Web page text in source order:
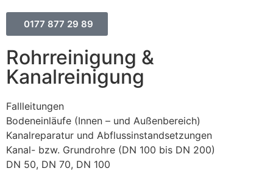
0177 877 29 89
Rohrreinigung &
Kanalreinigung
Fallleitungen
Bodeneinläufe (Innen – und Außenbereich)
Kanalreparatur und Abflussinstandsetzungen
Kanal- bzw. Grundrohre (DN 100 bis DN 200)
DN 50, DN 70, DN 100